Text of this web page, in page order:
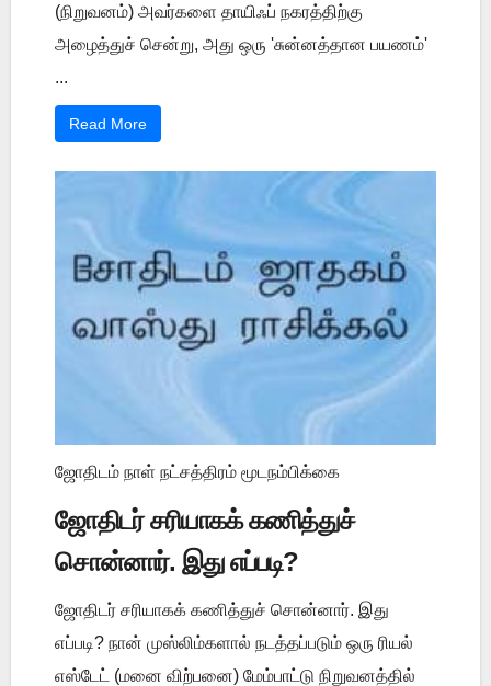
(நிறுவனம்) அவர்களை தாயிஃப் நகரத்திற்கு
அழைத்துச் சென்று, அது ஒரு 'சுன்னத்தான பயணம்'
...
Read More
ஜோதிடம் நாள் நட்சத்திரம் மூடநம்பிக்கை
ஜோதிடர் சரியாகக் கணித்துச்
சொன்னார். இது எப்படி?
ஜோதிடர் சரியாகக் கணித்துச் சொன்னார். இது
எப்படி? நான் முஸ்லிம்களால் நடத்தப்படும் ஒரு ரியல்
எஸ்டேட் (மனை விற்பனை) மேம்பாட்டு நிறுவனத்தில்